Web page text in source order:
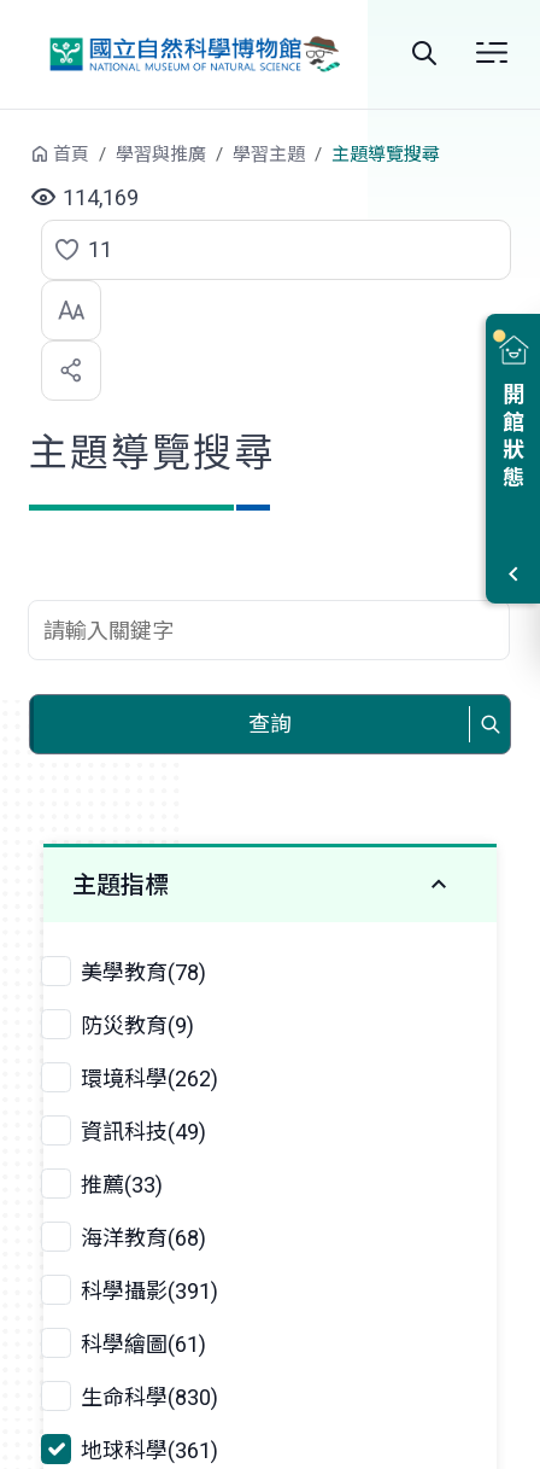
站
尋
開館狀態
首頁 學習與推廣 學習主題 主題導覽搜尋
114,169
點
選
喜
歡
11
主題導覽搜尋
查詢關鍵字
查詢
主題指標
美學教育(78)
防災教育(9)
環境科學(262)
資訊科技(49)
推薦(33)
海洋教育(68)
科學攝影(391)
科學繪圖(61)
生命科學(830)
地球科學(361)